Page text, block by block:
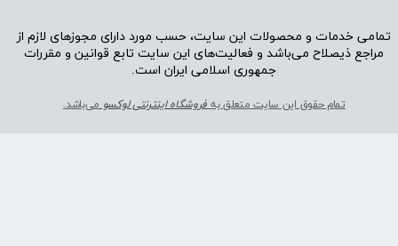
تمامی خدمات و محصولات این سایت، حسب مورد دارای مجوز‌‌‌‌های لازم از
مراجع ذیصلاح می‌باشد و فعالیت‌‌‌‌های این سایت تابع قوانین و مقررات
جمهوری اسلامی ایران است.​​​​​​​
تمام حقوق این سایت متعلق بهفروشگاه اینترنتی لوکسومی‌باشد.